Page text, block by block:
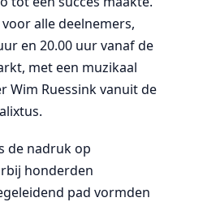
alle deelnemers,
en 20.00 uur vanaf de
met een muzikaal
Wim Ruessink vanuit de
de nadruk op
honderden
pad vormden